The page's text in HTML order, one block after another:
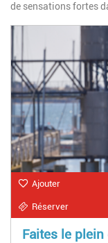
de sensations fortes
Ajouter
Réserver
Faites le